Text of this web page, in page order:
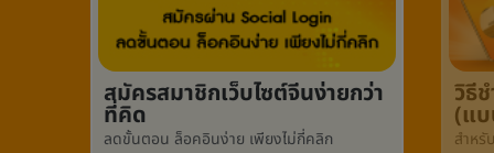
สมัครสมาชิกเว็บไซต์จีนง่ายกว่า
ที่คิด
ลดขั้นตอน ล็อคอินง่าย เพียงไม่กี่คลิก
วิธี
(แ
สำหรั